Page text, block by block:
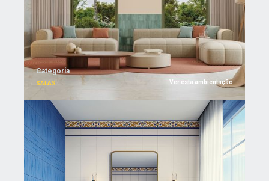
Categoria
SALAS Ver esta ambientação